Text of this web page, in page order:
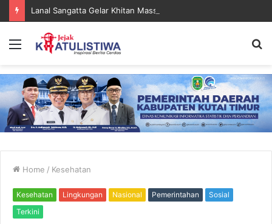
Menu
Home / Kesehatan
Kesehatan Lingkungan Nasional Pemerintahan
Sosial
Terkini